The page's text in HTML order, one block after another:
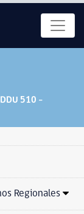
510 –
Regionales